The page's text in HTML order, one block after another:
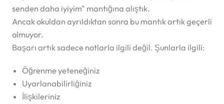
senden daha iyiyim" mantığına alıştık.
Ancak okuldan ayrıldıktan sonra bu mantık artık geçerli
olmuyor.
Başarı artık sadece notlarla ilgili değil. Şunlarla ilgili:
Öğrenme yeteneğiniz
Uyarlanabilirliğiniz
İlişkileriniz